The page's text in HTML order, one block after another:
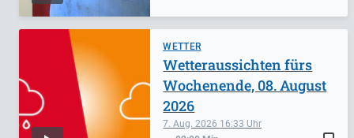
WETTER
7. Aug. 2026 16:33
Wetteraussichten fürs
Wochenende, 08. August
2026